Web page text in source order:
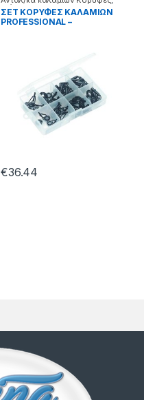
Διάφορα
ΣΕΤ ΚΟΡΥΦΕΣ ΚΑΛΑΜΙΩΝ
PROFESSIONAL –
€36.44